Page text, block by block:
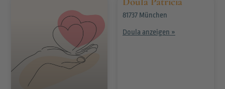
81737 München
Doula anzeigen »